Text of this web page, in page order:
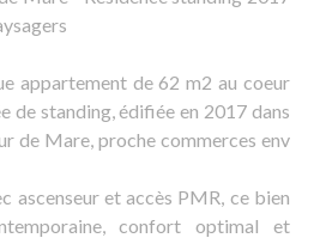
appartement de 62 m2 au coeur
de standing, édifiée en 2017 dans
de Mare, proche commerces env
ascenseur et accès PMR, ce bien
confort optimal et